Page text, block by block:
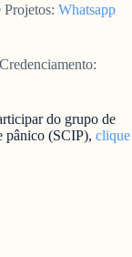
Projetos: Whatsapp
do grupo de
pânico (SCIP), clique